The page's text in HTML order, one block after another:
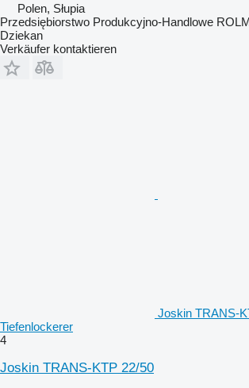
Polen, Słupia
Przedsiębiorstwo Produkcyjno-Handlowe
Dziekan
Verkäufer kontaktieren
Joskin TRANS-
Tiefenlockerer
4
Joskin TRANS-KTP 22/50